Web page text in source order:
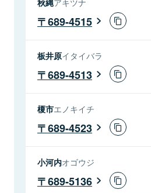
689-4515
板井原イタイバラ
689-4513
榎市エノキイチ
689-4523
小河内オゴウジ
689-5136